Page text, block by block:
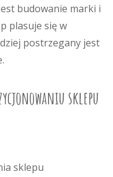
budowanie marki i
plasuje się w
postrzegany jest
sklepu
sklepu